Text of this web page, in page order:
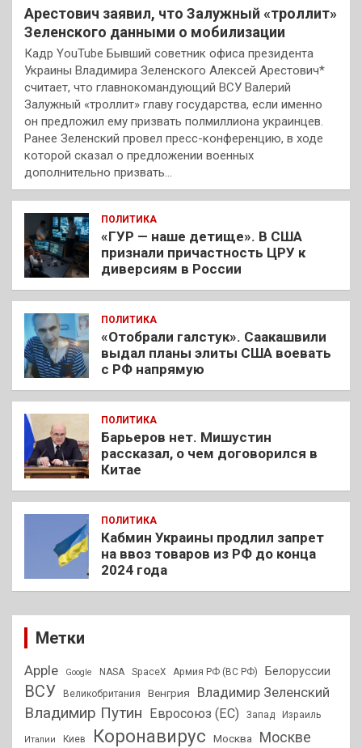
Арестович заявил, что Залужный «троллит»
Зеленского данными о мобилизации
Кадр YouTube Бывший советник офиса президента
Украины Владимира Зеленского Алексей Арестович*
считает, что главнокомандующий ВСУ Валерий
Залужный «троллит» главу государства, если именно
он предложил ему призвать полмиллиона украинцев.
Ранее Зеленский провел пресс-конференцию, в ходе
которой сказал о предложении военных
дополнительно призвать…
ПОЛИТИКА
«ГУР — наше детище». В США
признали причастность ЦРУ к
диверсиям в России
ПОЛИТИКА
«Отобрали галстук». Саакашвили
выдал планы элиты США воевать
с РФ напрямую
ПОЛИТИКА
Барьеров нет. Мишустин
рассказал, о чем договорился в
Китае
ПОЛИТИКА
Кабмин Украины продлил запрет
на ввоз товаров из РФ до конца
2024 года
Метки
Apple Google NASA SpaceX Армия РФ (ВС РФ) Белоруссии
ВСУ Великобритания Венгрия Владимир Зеленский
Владимир Путин Евросоюз (ЕС) Запад Израиль
Италии Киев Коронавирус Москва Москве